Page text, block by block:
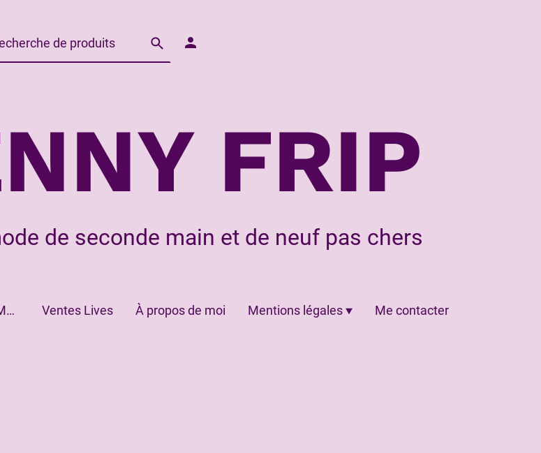
FRIP
de seconde main et de neuf pas chers
Pourquoi la seconde Main? Ventes Lives À propos de moi Mentions légales Me contacter